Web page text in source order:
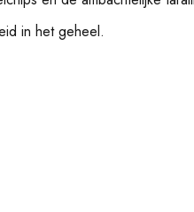
in het geheel.